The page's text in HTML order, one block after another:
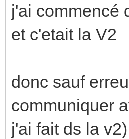
j'ai commencé
et c'etait la V2
donc sauf
communiquer
j'ai fait ds la v2)